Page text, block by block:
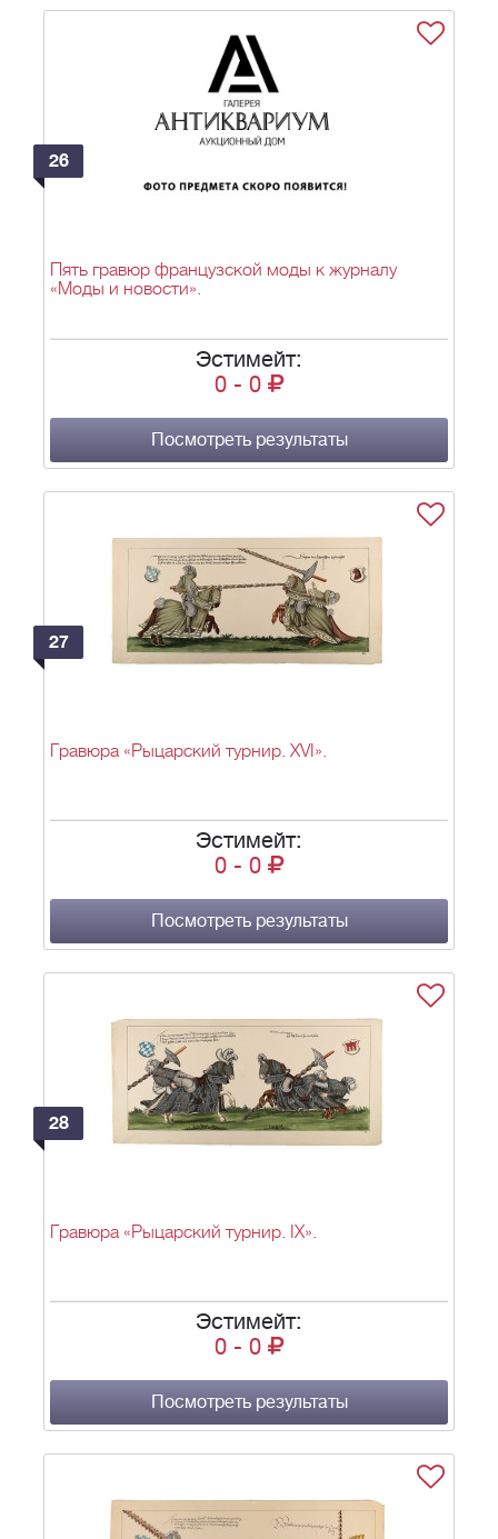
26
Пять гравюр французской моды к журналу
«Моды и новости».
Эстимейт:
0 - 0
Посмотреть результаты
27
Гравюра «Рыцарский турнир. XVI».
Эстимейт:
0 - 0
Посмотреть результаты
28
Гравюра «Рыцарский турнир. IX».
Эстимейт:
0 - 0
Посмотреть результаты